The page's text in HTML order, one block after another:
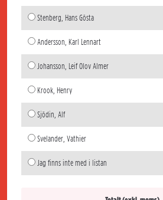
Stenberg, Hans Gösta
Andersson, Karl Lennart
Johansson, Leif Olov Almer
Krook, Henry
Sjödin, Alf
Svelander, Vathier
Jag finns inte med i listan